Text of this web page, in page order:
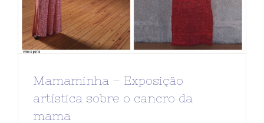
Mamaminha – Exposição
artística sobre o cancro da
mama